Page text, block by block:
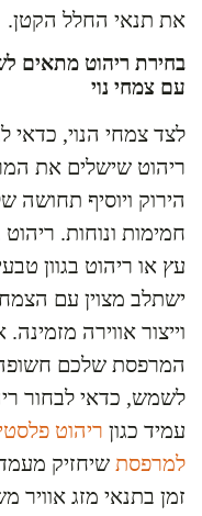
את תנאי החלל הקטן.
בחירת ריהוט מתאים
עם צמחי נוי
לצד צמחי הנוי, כדאי
ריהוט שישלים את
הירוק ויוסיף תחושה
חמימות ונוחות.
עץ או ריהוט בגוון
ישתלב מצוין עם
וייצור אווירה מזמינה.
המרפסת שלכם
לשמש, כדאי לבחור
עמיד כגון ריהוט
למרפסת שיחזיק
זמן בתנאי מזג אוויר